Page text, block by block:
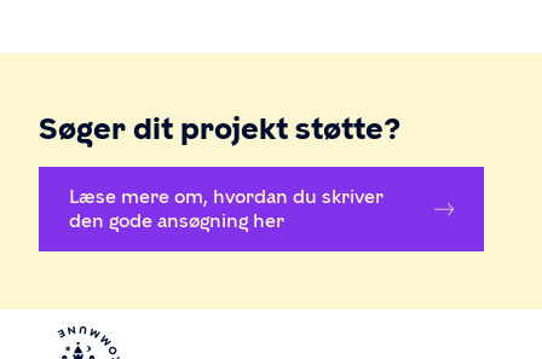
Søger dit projekt støtte?
Læse mere om, hvordan du skriver
den gode ansøgning her